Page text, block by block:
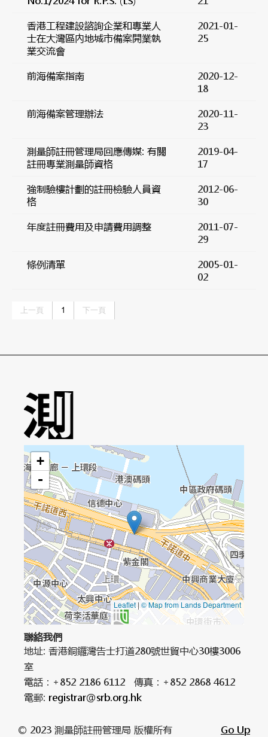
香港工程建設諮詢企業和專業人
士在大灣區內地城市備案開業執
業交流會
2021-01-
25
前海備案指南
2020-12-
18
前海備案管理辦法
2020-11-
23
測量師註冊管理局回應傳媒: 有關
註冊專業測量師資格
2019-04-
17
強制驗樓計劃的註冊檢驗人員資
格
2012-06-
30
年度註冊費用及申請費用調整
2011-07-
29
條例清單
2005-01-
02
上一頁 1 下一頁
+
-
Leaflet | © Map from Lands Department
聯絡我們
地址: 香港銅鑼灣告士打道280號世貿中心30樓3006
室
電話：+852 2186 6112 傳真：+852 2868 4612
電郵: registrar@srb.org.hk
© 2023 測量師註冊管理局 版權所有 Go Up